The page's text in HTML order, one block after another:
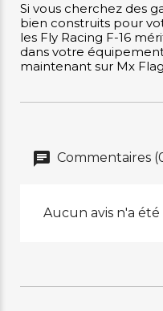
Si vous cherchez des
bien construits pour
les Fly Racing F-16
dans votre
maintenant sur Mx
Commentaires
Aucun avis n'a